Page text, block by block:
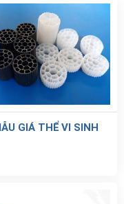
GIÁ THỂ VI SINH